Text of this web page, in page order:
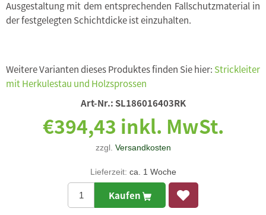
Ausgestaltung mit dem entsprechenden Fallschutzmaterial in
der festgelegten Schichtdicke ist einzuhalten.
Weitere Varianten dieses Produktes finden Sie hier: Strickleiter
mit Herkulestau und Holzsprossen
Art-Nr.: SL186016403RK
€394,43 inkl. MwSt.
zzgl. Versandkosten
Lieferzeit: ca. 1 Woche
Kaufen